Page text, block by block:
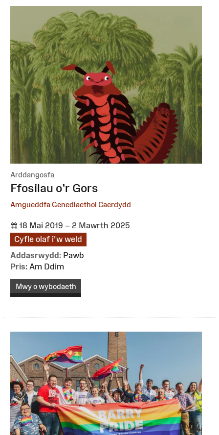
Arddangosfa
:Ffosilau o’r Gors
Amgueddfa Genedlaethol Caerdydd
18 Mai 2019 – 2 Mawrth 2025
Cyfle olaf i'w weld
Addasrwydd: Pawb
Pris: Am Ddim
Mwy o wybodaeth